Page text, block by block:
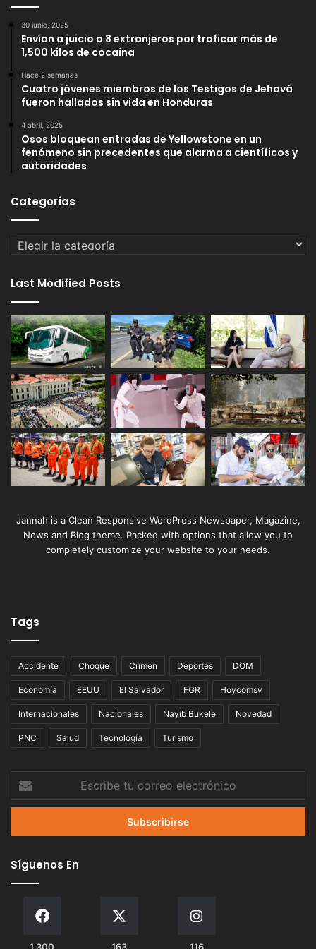
30 junio, 2025
Envían a juicio a 8 extranjeros por traficar más de
1,500 kilos de cocaína
Hace 2 semanas
Cuatro jóvenes miembros de los Testigos de Jehová
fueron hallados sin vida en Honduras
4 abril, 2025
Osos bloquean entradas de Yellowstone en un
fenómeno sin precedentes que alarma a científicos y
autoridades
Categorías
Categorías
Last Modified Posts
Jannah is a Clean Responsive WordPress Newspaper, Magazine,
News and Blog theme. Packed with options that allow you to
completely customize your website to your needs.
Tags
Accidente Choque Crimen Deportes DOM
Economía EEUU El Salvador FGR Hoycomsv
Internacionales Nacionales Nayib Bukele Novedad
PNC Salud Tecnología Turismo
Escribe
tu
correo
Síguenos En